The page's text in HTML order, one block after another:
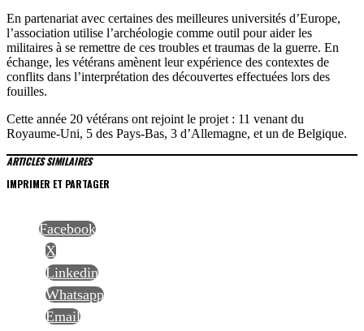
En partenariat avec certaines des meilleures universités d’Europe,
l’association utilise l’archéologie comme outil pour aider les
militaires à se remettre de ces troubles et traumas de la guerre. En
échange, les vétérans amènent leur expérience des contextes de
conflits dans l’interprétation des découvertes effectuées lors des
fouilles.
Cette année 20 vétérans ont rejoint le projet : 11 venant du
Royaume-Uni, 5 des Pays-Bas, 3 d’Allemagne, et un de Belgique.
ARTICLES SIMILAIRES
IMPRIMER ET PARTAGER
Facebook
X
Linkedin
Whatsapp
Email